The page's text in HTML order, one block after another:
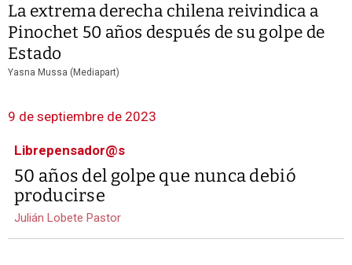
La extrema derecha chilena reivindica a
Pinochet 50 años después de su golpe de
Estado
Yasna Mussa (Mediapart)
9 de septiembre de 2023
Librepensador@s
50 años del golpe que nunca debió
producirse
Julián Lobete Pastor